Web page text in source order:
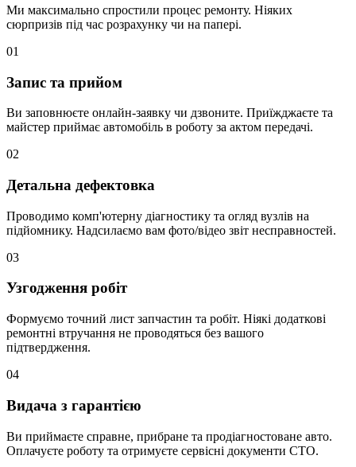
Ми максимально спростили процес ремонту. Ніяких
сюрпризів під час розрахунку чи на папері.
01
Запис та прийом
Ви заповнюєте онлайн-заявку чи дзвоните. Приїжджаєте та
майстер приймає автомобіль в роботу за актом передачі.
02
Детальна дефектовка
Проводимо комп'ютерну діагностику та огляд вузлів на
підйомнику. Надсилаємо вам фото/відео звіт несправностей.
03
Узгодження робіт
Формуємо точний лист запчастин та робіт. Ніякі додаткові
ремонтні втручання не проводяться без вашого
підтвердження.
04
Видача з гарантією
Ви приймаєте справне, прибране та продіагностоване авто.
Оплачуєте роботу та отримуєте сервісні документи СТО.